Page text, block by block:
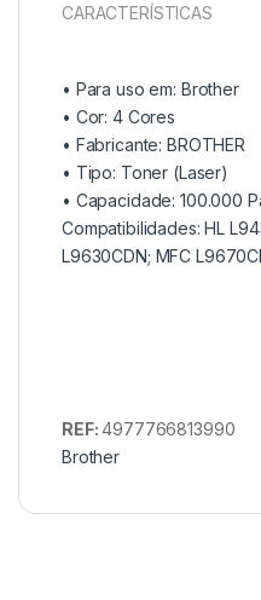
CARACTERÍSTICAS
• Para uso em: Brother
• Cor:4 Cores
• Fabricante:BROTHER
• Tipo: Toner (Laser)
• Capacidade:100.000
Compatibilidades: HL
L9630CDN; MFC
REF:4977766813990
Brother